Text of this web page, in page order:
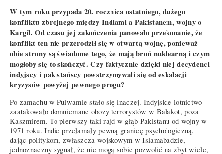
W tym roku przypada 20. rocznica ostatniego, dużego
konfliktu zbrojnego między Indiami a Pakistanem, wojny o
Kargil. Od czasu jej zakończenia panowało przekonanie, że
konflikt ten nie przerodził się w otwartą wojnę, ponieważ
obie strony są świadome tego, że mają broń nuklearną i czym
mogłoby się to skończyć. Czy faktycznie dzięki niej decydenci
indyjscy i pakistańscy powstrzymywali się od eskalacji
kryzysów powyżej pewnego progu?
Po zamachu w Pulwamie stało się inaczej. Indyjskie lotnictwo
zaatakowało domniemane obozy terrorystów w Balakot, poza
Kaszmirem. To pierwszy taki rajd w głąb Pakistanu od wojny w
1971 roku. Indie przełamały pewną granicę psychologiczną,
dając politykom, zwłaszcza wojskowym w Islamabadzie,
jednoznaczny sygnał, że nie mogą sobie pozwolić na zbyt wiele,